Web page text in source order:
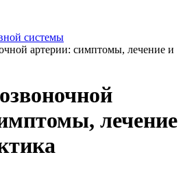
системы
артерии: симптомы, лечение и
лечение